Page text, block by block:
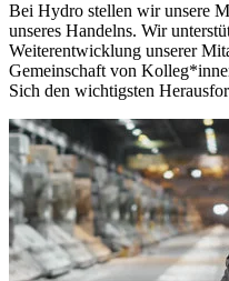
Bei Hydro stellen wir unsere
unseres Handelns. Wir
Weiterentwicklung unserer
Gemeinschaft von
Sich den wichtigsten